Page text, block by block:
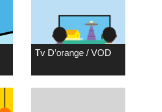
Tv D’orange / VOD